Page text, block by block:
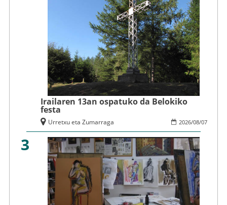
Irailaren 13an ospatuko da Belokiko
festa
2026/08/07
Urretxu eta Zumarraga
3